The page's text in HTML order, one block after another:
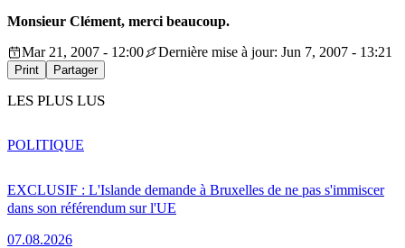
Monsieur Clément, merci beaucoup.
Mar 21, 2007 - 12:00
Dernière mise à jour: Jun 7, 2007 - 13:21
Print Partager
LES PLUS LUS
EXCLUSIF : L'Islande demande à Bruxelles de ne pas s'immiscer
dans son référendum sur l'UE
07.08.2026
POLITIQUE